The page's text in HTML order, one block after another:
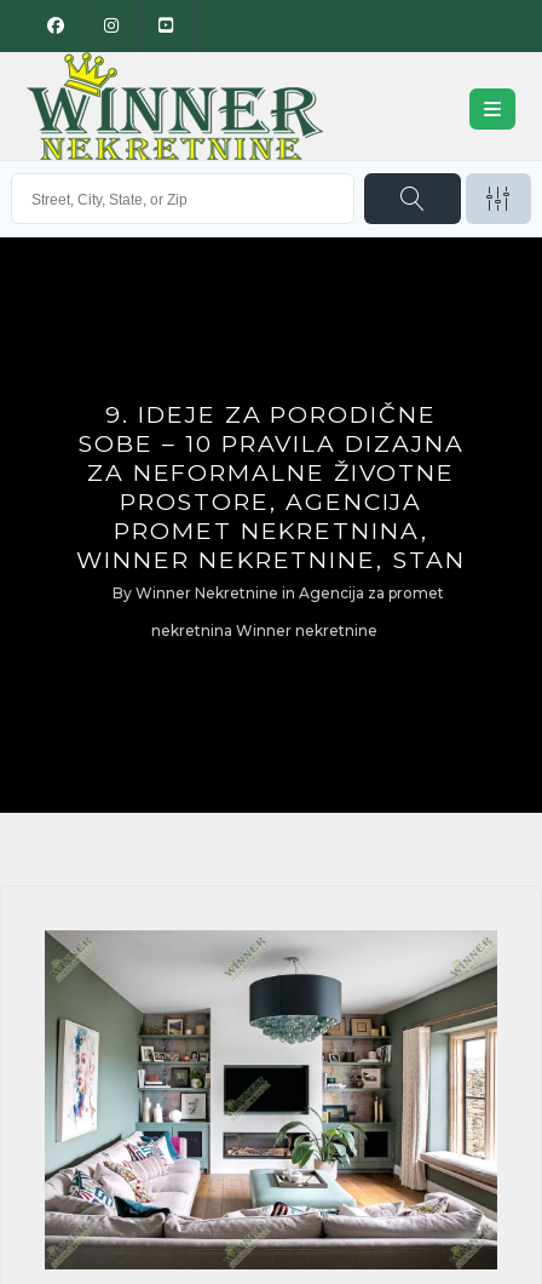
9. IDEJE ZA PORODIČNE
SOBE – 10 PRAVILA DIZAJNA
ZA NEFORMALNE ŽIVOTNE
PROSTORE, AGENCIJA
PROMET NEKRETNINA,
WINNER NEKRETNINE, STAN
By Winner Nekretnine in Agencija za promet
nekretnina Winner nekretnine